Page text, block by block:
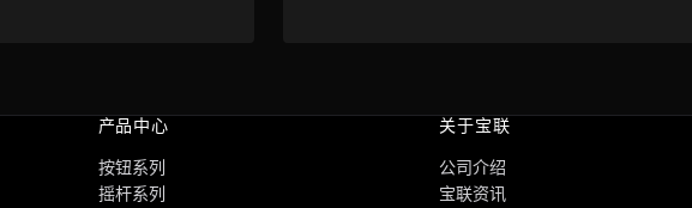
产品中心
按钮系列
摇杆系列
关于宝联
公司介绍
宝联资讯